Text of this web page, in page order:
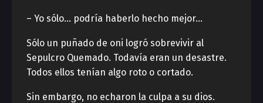
– Yo sólo… podría haberlo hecho mejor…
Sólo un puñado de oni logró sobrevivir al
Sepulcro Quemado. Todavía eran un desastre.
Todos ellos tenían algo roto o cortado.
Sin embargo, no echaron la culpa a su dios.